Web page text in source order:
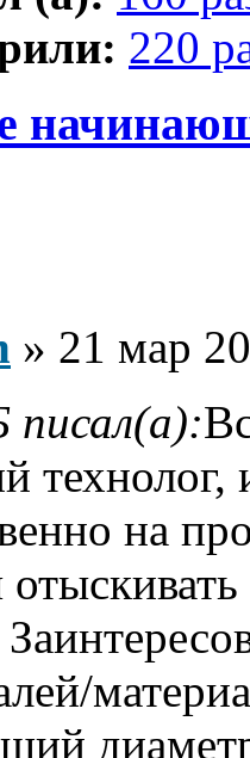
220
» 21 мар
писал(а):
технолог,
на